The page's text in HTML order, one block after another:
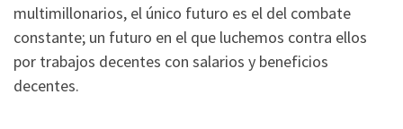
multimillonarios, el único futuro es el del combate
constante; un futuro en el que luchemos contra ellos
por trabajos decentes con salarios y beneficios
decentes.